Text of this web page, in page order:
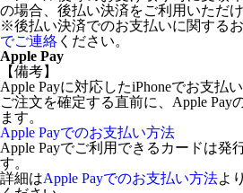
の場合、後払い決済をご利用いただ
※後払い決済でのお支払いに関する
でご連絡 ください。
Apple Pay
【備考】
Apple Payに対応したiPhoneでお支払
ご注文を確定する直前に、Apple Pay
ます。
Apple Payでのお支払い方法
Apple Payでご利用できるカードは発
す。
詳細はApple Payでのお支払い方法よ